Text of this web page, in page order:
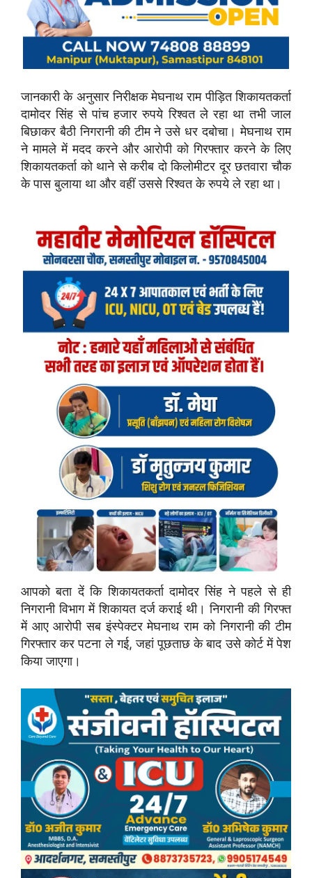
जानकारी के अनुसार निरीक्षक मेघनाथ राम पीड़ित शिकायतकर्ता
दामोदर सिंह से पांच हजार रुपये रिश्वत ले रहा था तभी जाल
बिछाकर बैठी निगरानी की टीम ने उसे धर दबोचा। मेघनाथ राम
ने मामले में मदद करने और आरोपी को गिरफ्तार करने के लिए
शिकायतकर्ता को थाने से करीब दो किलोमीटर दूर छतवारा चौक
के पास बुलाया था और वहीं उससे रिश्वत के रुपये ले रहा था।
आपको बता दें कि शिकायतकर्ता दामोदर सिंह ने पहले से ही
निगरानी विभाग में शिकायत दर्ज कराई थी। निगरानी की गिरफ्त
में आए आरोपी सब इंस्पेक्टर मेघनाथ राम को निगरानी की टीम
गिरफ्तार कर पटना ले गई, जहां पूछताछ के बाद उसे कोर्ट में पेश
किया जाएगा।